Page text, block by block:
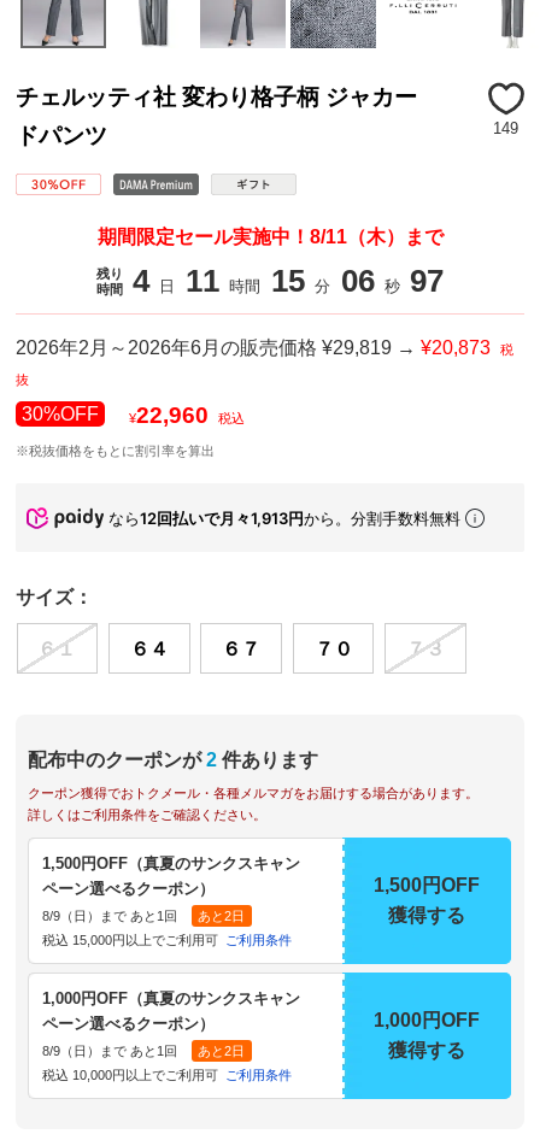
チェルッティ社 変わり格子柄 ジャカー
ドパンツ
149
期間限定セール実施中！8/11（木）まで
残り
時間
4 日 11 時間 15 分 05 秒 99
2026年2月～2026年6月の販売価格 ¥29,819 →¥20,873 税
抜
30%OFF ¥22,960 税込
※税抜価格をもとに割引率を算出
なら12回払いで月々1,913円から。分割手数料無料
サイズ：
６１ ６４ ６７ ７０ ７３
配布中のクーポンが 2 件あります
クーポン獲得でおトクメール・各種メルマガをお届けする場合があります。
詳しくはご利用条件をご確認ください。
1,500円OFF（真夏のサンクスキャン
ペーン選べるクーポン）
8/9（日）まで あと1回
あと2日
税込 15,000円以上でご利用可
ご利用条件
1,500円OFF
獲得する
1,000円OFF（真夏のサンクスキャン
ペーン選べるクーポン）
8/9（日）まで あと1回
あと2日
税込 10,000円以上でご利用可
ご利用条件
1,000円OFF
獲得する